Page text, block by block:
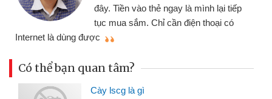
đây. Tiền vào thẻ ngay là mình lại tiếp
tục mua sắm. Chỉ cần điện thoại có
Internet là dùng được
Có thể bạn quan tâm?
Cày lscg là gì